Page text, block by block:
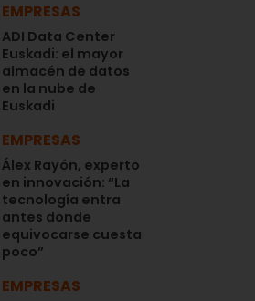
EMPRESAS
ADI Data Center
Euskadi: el mayor
almacén de datos
en la nube de
Euskadi
EMPRESAS
Álex Rayón, experto
en innovación: “La
tecnología entra
antes donde
equivocarse cuesta
poco”
EMPRESAS